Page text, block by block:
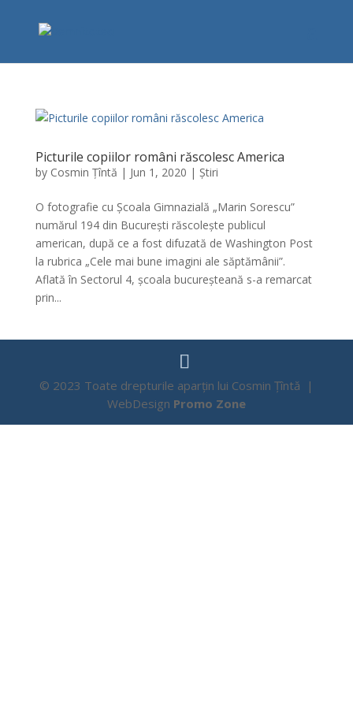
Picturile copiilor români răscolesc America
by Cosmin Țîntă | Jun 1, 2020 | Știri
O fotografie cu Școala Gimnazială „Marin Sorescu”
numărul 194 din București răscolește publicul
american, după ce a fost difuzată de Washington Post
la rubrica „Cele mai bune imagini ale săptămânii”.
Aflată în Sectorul 4, școala bucureșteană s-a remarcat
prin...
© 2023 Toate drepturile aparțin lui Cosmin Țîntă |
WebDesign Promo Zone